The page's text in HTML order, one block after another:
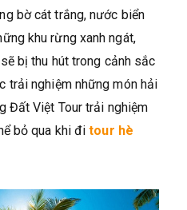
bờ cát trắng, nước biển
khu rừng xanh ngát,
bị thu hút trong cảnh sắc
trải nghiệm những món hải
Đất Việt Tour trải nghiệm
bỏ qua khi đitour hè